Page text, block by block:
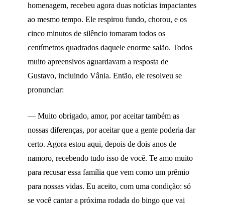
homenagem, recebeu agora duas notícias impactantes
ao mesmo tempo. Ele respirou fundo, chorou, e os
cinco minutos de silêncio tomaram todos os
centímetros quadrados daquele enorme salão. Todos
muito apreensivos aguardavam a resposta de
Gustavo, incluindo Vânia. Então, ele resolveu se
pronunciar:
— Muito obrigado, amor, por aceitar também as
nossas diferenças, por aceitar que a gente poderia dar
certo. Agora estou aqui, depois de dois anos de
namoro, recebendo tudo isso de você. Te amo muito
para recusar essa família que vem como um prêmio
para nossas vidas. Eu aceito, com uma condição: só
se você cantar a próxima rodada do bingo que vai